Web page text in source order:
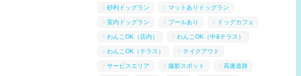
砂利ドッグラン マットありドッグラン
室内ドッグラン プールあり ドッグカフェ
わんこOK（店内） わんこOK（中&テラス）
わんこOK（テラス） テイクアウト
サービスエリア 撮影スポット 高速道路